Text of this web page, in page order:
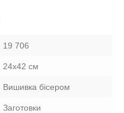
19 706
24х42 см
Вишивка бісером
Заготовки